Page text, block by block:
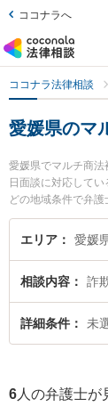
ココナラへ
ココナラ法律相談
愛媛県のマ
愛媛県でマルチ商
日面談に対応して
どの地域条件で弁
や副業詐欺、FX詐
護士法人龍鳳法律
商法被害のトラブ
ブル解決の実績豊
法被害を法律相談
エリア 愛媛
相談内容 詐
詳細条件 未
6 人の弁護士が